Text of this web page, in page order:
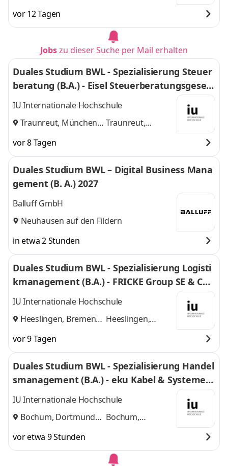
vor 12 Tagen
Jobszu dieser Suche per Mail erhalten
Duales Studium BWL - Spezialisierung Steuer
beratung (B.A.) - Eisel Steuerberatungsgesell
schaft mbH & Co. KG
IU Internationale Hochschule
Traunreut, München
Traunreut,
vor 8 Tagen
Duales Studium BWL – Digital Business Mana
gement (B. A.) 2027
Balluff GmbH
Neuhausen auf den Fildern
in etwa 2 Stunden
Duales Studium BWL - Spezialisierung Logisti
kmanagement (B.A.) - FRICKE Group SE & Co.
KG
IU Internationale Hochschule
Heeslingen, Bremen
Heeslingen,
vor 9 Tagen
Duales Studium BWL - Spezialisierung Handel
smanagement (B.A.) - eku Kabel & Systeme G
mbH & Co. KG
IU Internationale Hochschule
Bochum, Dortmund
Bochum,
vor etwa 9 Stunden